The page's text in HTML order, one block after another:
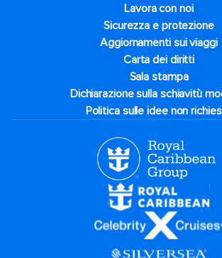
Lavora con noi
Sicurezza e protezione
Aggiornamenti sui viaggi
Carta dei diritti
Sala stampa
Dichiarazione sulla schiavitù
Politica sulle idee non